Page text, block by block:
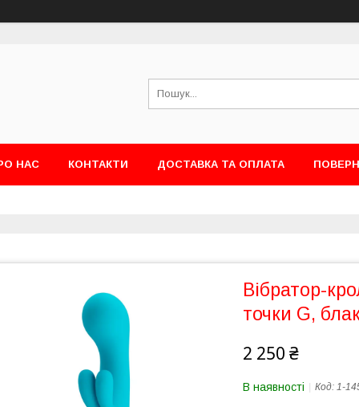
НАС КОНТАКТИ ДОСТАВКА ТА ОПЛАТА
Вібратор-
точки G,
2 250 ₴
В наявності Код: 1-